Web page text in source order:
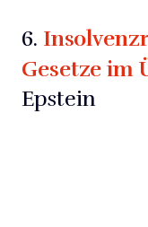
6.
Gesetze im
Epstein